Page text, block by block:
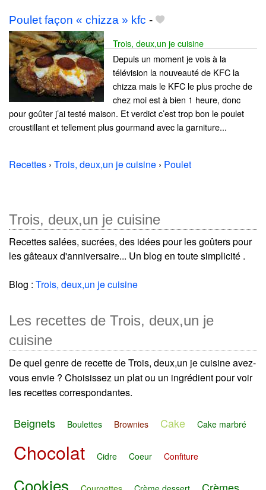
Poulet façon « chizza » kfc -
Trois, deux,un je cuisine
Depuis un moment je vois à la
télévision la nouveauté de KFC la
chizza mais le KFC le plus proche de
chez moi est à bien 1 heure, donc
pour goûter j’ai testé maison. Et verdict c’est trop bon le poulet
croustillant et tellement plus gourmand avec la garniture...
Recettes › Trois, deux,un je cuisine › Poulet
Trois, deux,un je cuisine
Recettes salées, sucrées, des idées pour les goûters pour
les gâteaux d'anniversaire... Un blog en toute simplicité .
Blog : Trois, deux,un je cuisine
Les recettes de Trois, deux,un je
cuisine
De quel genre de recette de Trois, deux,un je cuisine avez-
vous envie ? Choisissez un plat ou un ingrédient pour voir
les recettes correspondantes.
Beignets Boulettes Brownies Cake Cake marbré
Chocolat Cidre Coeur Confiture
Cookies Crèmes